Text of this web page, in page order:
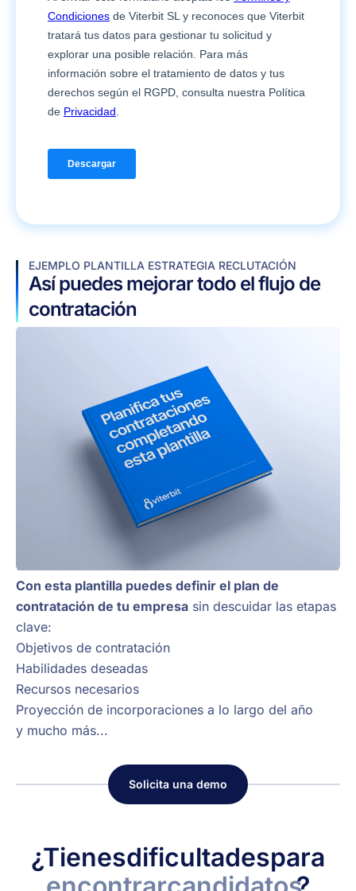
EJEMPLO PLANTILLA ESTRATEGIA RECLUTACIÓN
Así puedes mejorar todo el flujo de
contratación
Con esta plantilla puedes definir el plan de
contratación de tu empresa sin descuidar las etapas
clave:
Objetivos de contratación
Habilidades deseadas
Recursos necesarios
Proyección de incorporaciones a lo largo del año
y mucho más...
Solicita una demo
¿Tienesdificultadespara